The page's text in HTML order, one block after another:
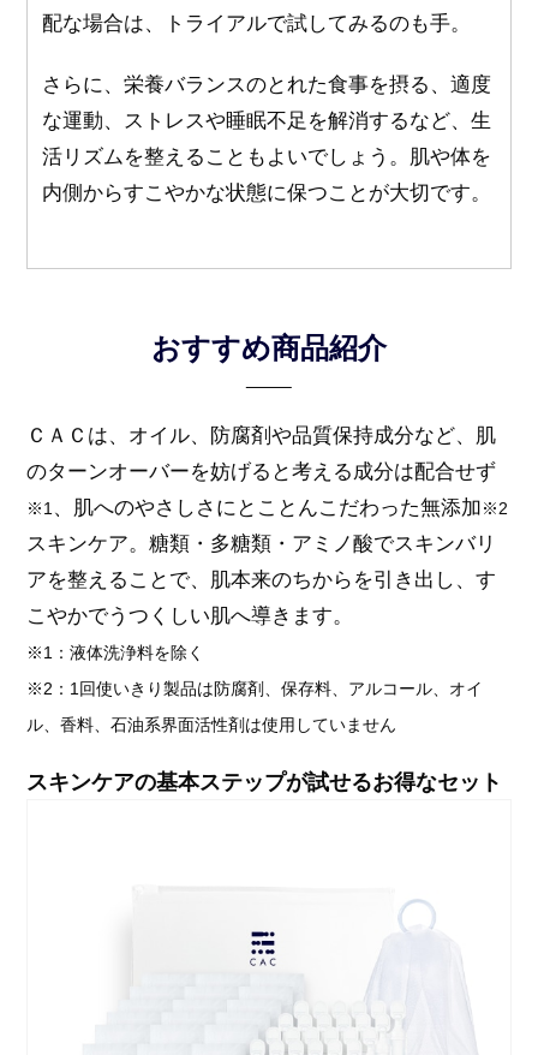
配な場合は、トライアルで試してみるのも手。
さらに、栄養バランスのとれた食事を摂る、適度
な運動、ストレスや睡眠不足を解消するなど、生
活リズムを整えることもよいでしょう。肌や体を
内側からすこやかな状態に保つことが大切です。
おすすめ商品紹介
ＣＡＣは、オイル、防腐剤や品質保持成分など、肌
のターンオーバーを妨げると考える成分は配合せず
※1 、肌へのやさしさにとことんこだわった無添加 ※2
スキンケア。糖類・多糖類・アミノ酸でスキンバリ
アを整えることで、肌本来のちからを引き出し、す
こやかでうつくしい肌へ導きます。
※1：液体洗浄料を除く
※2：1回使いきり製品は防腐剤、保存料、アルコール、オイ
ル、香料、石油系界面活性剤は使用していません
スキンケアの基本ステップが試せるお得なセット